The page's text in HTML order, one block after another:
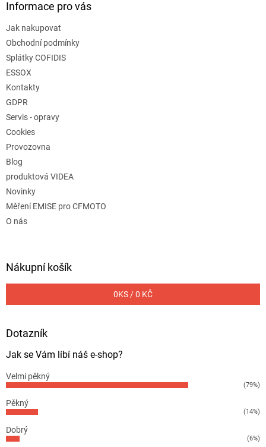
Informace pro vás
Jak nakupovat
Obchodní podmínky
Splátky COFIDIS
ESSOX
Kontakty
GDPR
Servis - opravy
Cookies
Provozovna
Blog
produktová VIDEA
Novinky
Měření EMISE pro CFMOTO
O nás
Nákupní košík
0KS /0 KČ
Dotazník
Jak se Vám líbí náš e-shop?
Velmi pěkný
(79%)
Pěkný
(14%)
Dobrý
(6%)